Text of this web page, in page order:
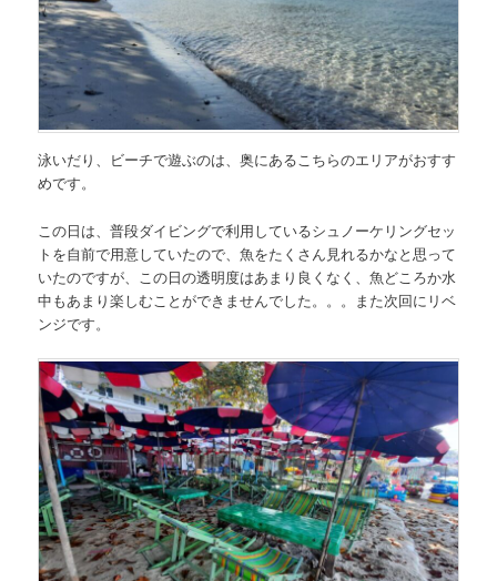
泳いだり、ビーチで遊ぶのは、奥にあるこちらのエリアがおすす
めです。
この日は、普段ダイビングで利用しているシュノーケリングセッ
トを自前で用意していたので、魚をたくさん見れるかなと思って
いたのですが、この日の透明度はあまり良くなく、魚どころか水
中もあまり楽しむことができませんでした。。。また次回にリベ
ンジです。